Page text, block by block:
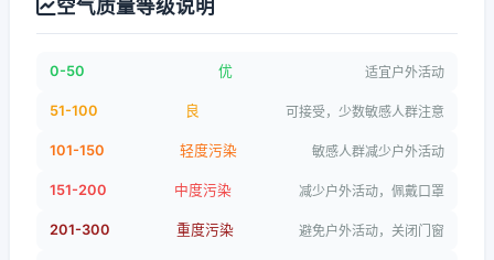
空气质量等级说明
0-50 优 适宜户外活动
51-100 良 可接受，少数敏感人群注意
101-150 轻度污染 敏感人群减少户外活动
151-200 中度污染 减少户外活动，佩戴口罩
201-300 重度污染 避免户外活动，关闭门窗